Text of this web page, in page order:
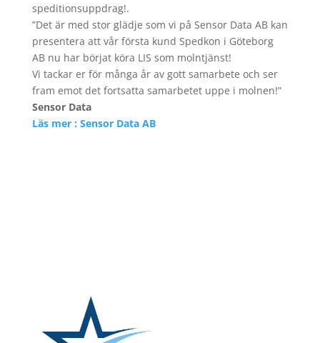
speditionsuppdrag!.
”Det är med stor glädje som vi på Sensor Data AB kan
presentera att vår första kund Spedkon i Göteborg
AB nu har börjat köra LIS som molntjänst!
Vi tackar er för många år av gott samarbete och ser
fram emot det fortsatta samarbetet uppe i molnen!”
Sensor Data
Läs mer : Sensor Data AB